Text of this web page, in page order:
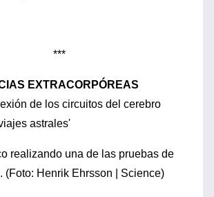
***
EXTRACORPÓREAS
de los circuitos del cerebro
astrales'
realizando una de las pruebas de
(Foto: Henrik Ehrsson | Science)